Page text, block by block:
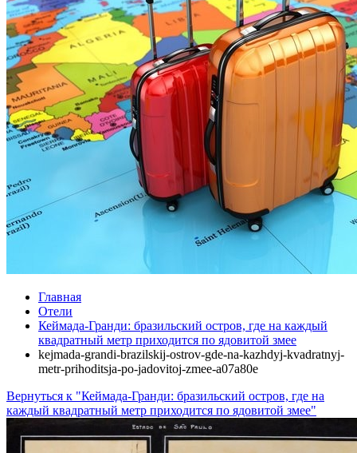
Главная
Отели
Кеймада-Гранди: бразильский остров, где на каждый
квадратный метр приходится по ядовитой змее
kejmada-grandi-brazilskij-ostrov-gde-na-kazhdyj-kvadratnyj-
metr-prihoditsja-po-jadovitoj-zmee-a07a80e
Вернуться к "Кеймада-Гранди: бразильский остров, где на
каждый квадратный метр приходится по ядовитой змее"